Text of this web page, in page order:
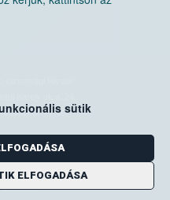
sütik
ELFOGADÁSA
biztonsági Hivatal
Pf. 30.
263-244
336-9000